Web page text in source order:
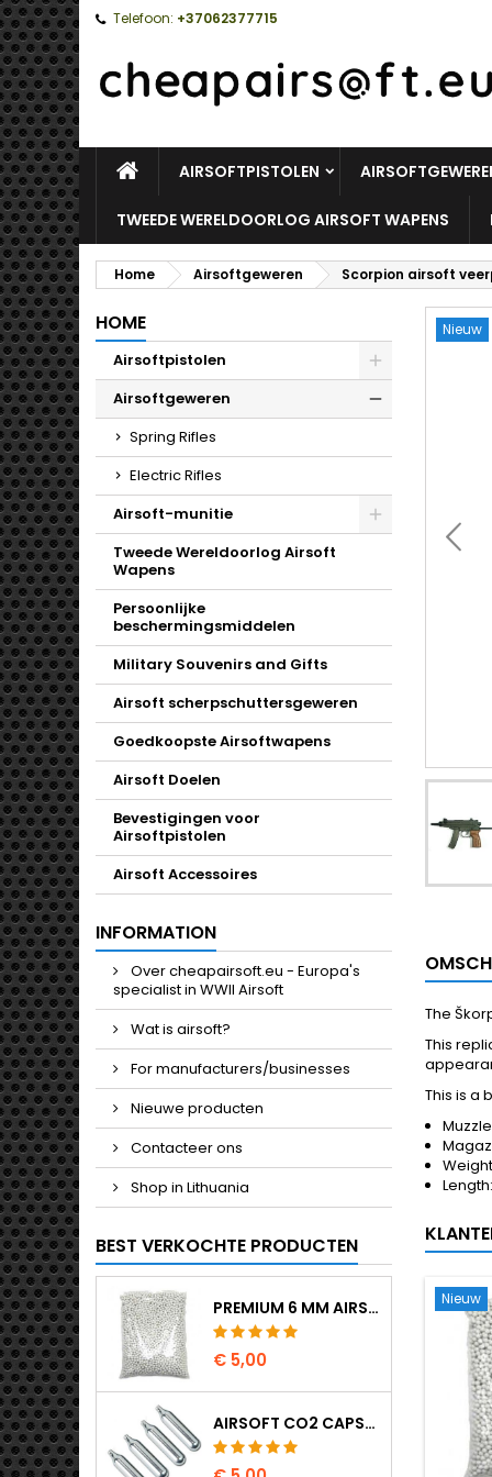
Telefoon: +37062377715
HOMEAIRSOFTPISTOLEN
TWEEDE WERELDOORLOG AIRSOFT WAPENS
Home Airsoftgeweren Scorpion airsoft
HOME
Airsoftpistolen
Airsoftgeweren
Spring Rifles
Electric Rifles
Airsoft-munitie
Toggle
Tweede Wereldoorlog Airsoft
Wapens
Persoonlijke
beschermingsmiddelen
Military Souvenirs and Gifts
Airsoft scherpschuttersgeweren
Goedkoopste Airsoftwapens
Airsoft Doelen
Bevestigingen voor
Airsoftpistolen
Airsoft Accessoires
INFORMATION
Over cheapairsoft.eu - Europa's
specialist in WWII Airsoft
Wat is airsoft?
For manufacturers/businesses
Nieuwe producten
Contacteer ons
Shop in Lithuania
BEST VERKOCHTE PRODUCTEN
PREMIUM 6 MM AIRSOFT BBS 0,20 G - 1000 KOGELS, NO-JAM, RECHT SCHIETEND
€ 5,00
AIRSOFT CO2 CAPSULES 12G 5-PAK - GEMAAKT IN HONGARIJE, EU, PREMIUM KWALITEIT
Nieuw
The
This
This is a
Nieuw